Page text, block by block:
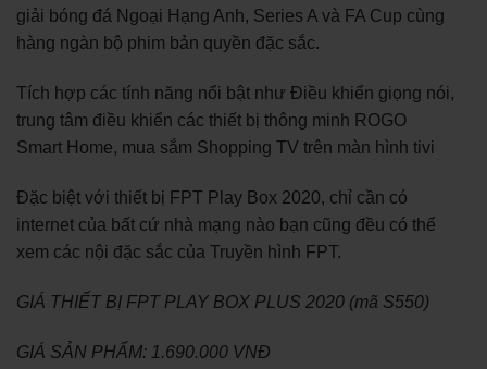
giải bóng đá Ngoại Hạng Anh, Series A và FA Cup cùng
hàng ngàn bộ phim bản quyền đặc sắc.
Tích hợp các tính năng nổi bật như Điều khiển giọng nói,
trung tâm điều khiển các thiết bị thông minh ROGO
Smart Home, mua sắm Shopping TV trên màn hình tivi
Đặc biệt với thiết bị FPT Play Box 2020, chỉ cần có
internet của bất cứ nhà mạng nào bạn cũng đều có thể
xem các nội đặc sắc của Truyền hình FPT.
GIÁ THIẾT BỊ FPT PLAY BOX PLUS 2020 (mã S550)
GIÁ SẢN PHẨM: 1.690.000 VNĐ